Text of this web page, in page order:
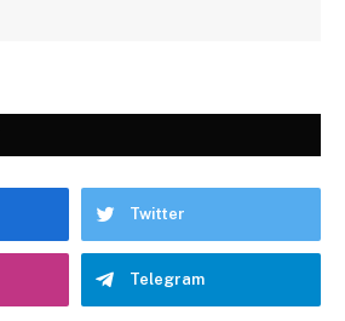
Twitter
Telegram